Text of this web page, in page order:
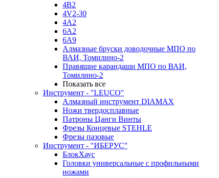
4B2
4V2-30
4А2
6A2
6A9
Алмазные бруски доводочные МПО по
ВАИ, Томилино-2
Правящие карандаши МПО по ВАИ,
Томилино-2
Показать все
Инструмент - "LEUCO"
Алмазный инструмент DIAMAX
Ножи твердосплавные
Патроны Цанги Винты
Фрезы Концевые STEHLE
Фрезы пазовые
Инструмент - "ИБЕРУС"
БлокХаус
Головки универсальные с профильными
ножами